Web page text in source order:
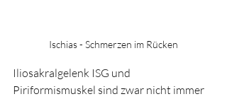
Ischias - Schmerzen im Rücken
Iliosakralgelenk ISG und
Piriformismuskel sind zwar nicht immer